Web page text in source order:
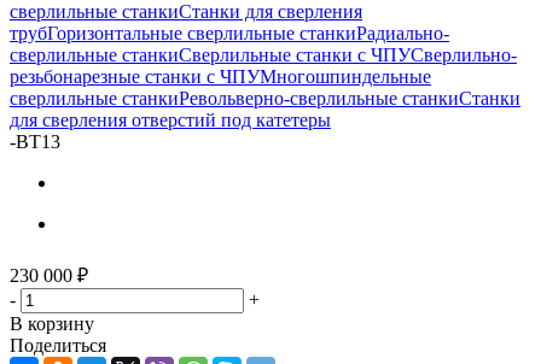
сверлильные станкиСтанки для сверления
трубГоризонтальные сверлильные станкиРадиально-
сверлильные станкиСверлильные станки с ЧПУСверлильно-
резьбонарезные станки с ЧПУМногошпиндельные
сверлильные станкиРевольверно-сверлильные станкиСтанки
для сверления отверстий под катетеры
-BT13
230 000 ₽
-
+
В корзину
Поделиться